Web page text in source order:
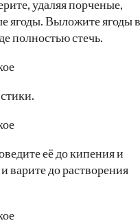
удаляя порченые,
ягоды. Выложите ягоды в
полностью стечь.
её до кипения и
варите до растворения